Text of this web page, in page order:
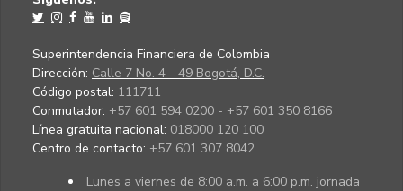
Superintendencia Financiera de Colombia
Dirección: Calle 7 No. 4 - 49 Bogotá, D.C.
Código postal: 111711
Conmutador: +57 601 594 0200 - +57 601 350 8166
Línea gratuita nacional: 018000 120 100
Centro de contacto: +57 601 307 8042
Lunes a viernes de 8:00 a.m. a 6:00 p.m. jornada